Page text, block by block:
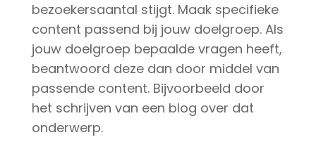
bezoekersaantal stijgt. Maak specifieke
content passend bij jouw doelgroep. Als
jouw doelgroep bepaalde vragen heeft,
beantwoord deze dan door middel van
passende content. Bijvoorbeeld door
het schrijven van een blog over dat
onderwerp.